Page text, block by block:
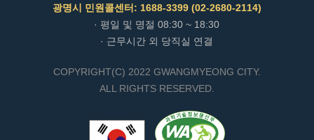
광명시 민원콜센터: 1688-3399 (02-2680-2114)
· 평일 및 명절 08:30 ~ 18:30
· 근무시간 외 당직실 연결
COPYRIGHT(C) 2022 GWANGMYEONG CITY.
ALL RIGHTS RESERVED.